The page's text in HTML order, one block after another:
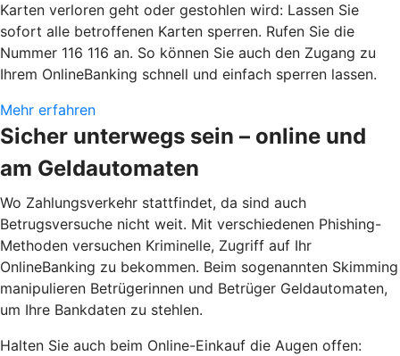
Karten verloren geht oder gestohlen wird: Lassen Sie
sofort alle betroffenen Karten sperren. Rufen Sie die
Nummer 116 116 an. So können Sie auch den Zugang zu
Ihrem OnlineBanking schnell und einfach sperren lassen.
Mehr erfahren
Sicher unterwegs sein – online und
am Geldautomaten
Wo Zahlungsverkehr stattfindet, da sind auch
Betrugsversuche nicht weit. Mit verschiedenen Phishing-
Methoden versuchen Kriminelle, Zugriff auf Ihr
OnlineBanking zu bekommen. Beim sogenannten Skimming
manipulieren Betrügerinnen und Betrüger Geldautomaten,
um Ihre Bankdaten zu stehlen.
Halten Sie auch beim Online-Einkauf die Augen offen: